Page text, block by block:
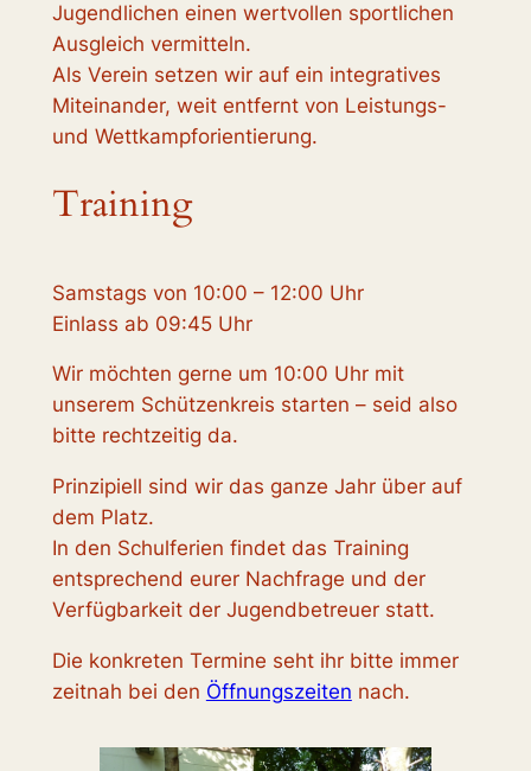
Jugendlichen einen wertvollen sportlichen
Ausgleich vermitteln.
Als Verein setzen wir auf ein integratives
Miteinander, weit entfernt von Leistungs-
und Wettkampforientierung.
Training
Samstags von 10:00 – 12:00 Uhr
Einlass ab 09:45 Uhr
Wir möchten gerne um 10:00 Uhr mit
unserem Schützenkreis starten – seid also
bitte rechtzeitig da.
Prinzipiell sind wir das ganze Jahr über auf
dem Platz.
In den Schulferien findet das Training
entsprechend eurer Nachfrage und der
Verfügbarkeit der Jugendbetreuer statt.
Die konkreten Termine seht ihr bitte immer
zeitnah bei den Öffnungszeiten nach.